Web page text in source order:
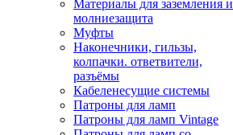
Материалы для заземления и
молниезащита
Муфты
Наконечники, гильзы,
колпачки. ответвители,
разъёмы
Кабеленесущие системы
Патроны для ламп
Патроны для ламп Vintage